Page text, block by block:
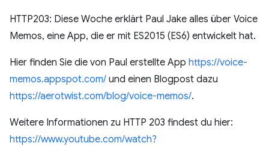
HTTP203: Diese Woche erklärt Paul Jake alles über Voice
Memos, eine App, die er mit ES2015 (ES6) entwickelt hat.
Hier finden Sie die von Paul erstellte App https://voice-
memos.appspot.com/ und einen Blogpost dazu
https://aerotwist.com/blog/voice-memos/.
Weitere Informationen zu HTTP 203 findest du hier:
https://www.youtube.com/watch?